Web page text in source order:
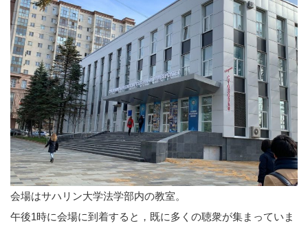
会場はサハリン大学法学部内の教室。
午後1時に会場に到着すると，既に多くの聴衆が集まっていま